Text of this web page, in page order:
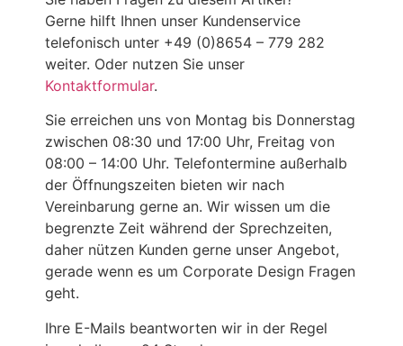
Gerne hilft Ihnen unser Kundenservice
telefonisch unter +49 (0)8654 – 779 282
weiter. Oder nutzen Sie unser
Kontaktformular.
Sie erreichen uns von Montag bis Donnerstag
zwischen 08:30 und 17:00 Uhr, Freitag von
08:00 – 14:00 Uhr. Telefontermine außerhalb
der Öffnungszeiten bieten wir nach
Vereinbarung gerne an. Wir wissen um die
begrenzte Zeit während der Sprechzeiten,
daher nützen Kunden gerne unser Angebot,
gerade wenn es um Corporate Design Fragen
geht.
Ihre E-Mails beantworten wir in der Regel